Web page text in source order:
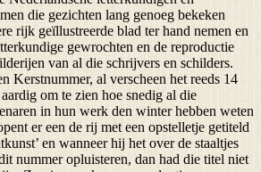
die gezichten lang genoeg bekeken
rijk geïllustreerde blad ter hand nemen en
gewrochten en de reproductie
van al die schrijvers en schilders.
Kerstnummer, al verscheen het reeds 14
om te zien hoe snedig al die
in hun werk den winter hebben weten
er een de rij met een opstelletje getiteld
en wanneer hij het over de staaltjes
nummer opluisteren, dan had die titel niet